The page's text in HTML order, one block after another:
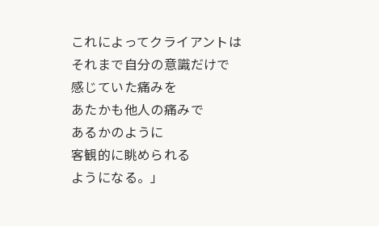
これによってクライアントは
それまで自分の意識だけで
感じていた痛みを
あたかも他人の痛みで
あるかのように
客観的に眺められる
ようになる。」